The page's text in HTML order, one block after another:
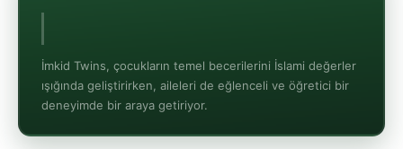
İmkid Twins, çocukların temel becerilerini İslami değerler
ışığında geliştirirken, aileleri de eğlenceli ve öğretici bir
deneyimde bir araya getiriyor.